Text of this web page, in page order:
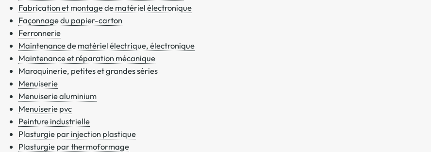
Fabrication et montage de matériel électronique
Façonnage du papier-carton
Ferronnerie
Maintenance de matériel électrique, électronique
Maintenance et réparation mécanique
Maroquinerie, petites et grandes séries
Menuiserie
Menuiserie aluminium
Menuiserie pvc
Peinture industrielle
Plasturgie par injection plastique
Plasturgie par thermoformage